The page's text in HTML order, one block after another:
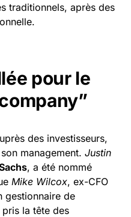
traditionnels, après des
pour le
des investisseurs,
management. Justin
, a été nommé
Mike Wilcox, ex-CFO
gestionnaire de
pris la tête des